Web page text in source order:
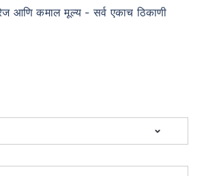
आणि कमाल मूल्य - सर्व एकाच ठिकाणी